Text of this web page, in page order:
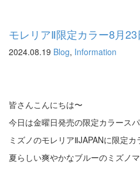
モレリアⅡ限定カラー8月
2024.08.19 Blog, Information
皆さんこんにちは〜
今日は金曜日発売の限定カラース
ミズノのモレリアⅡJAPANに限定カ
夏らしい爽やかなブルーのミズノ